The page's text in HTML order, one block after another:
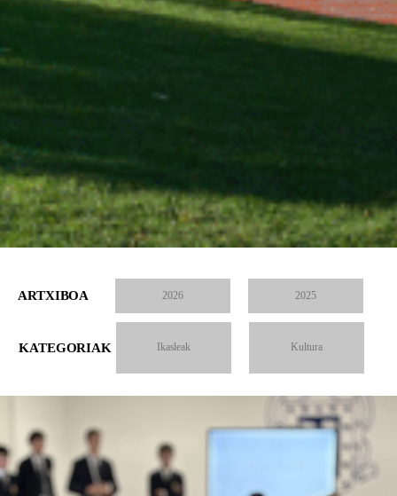
ARTXIBOA 2026 2025
KATEGORIAK Ikasleak Kultura